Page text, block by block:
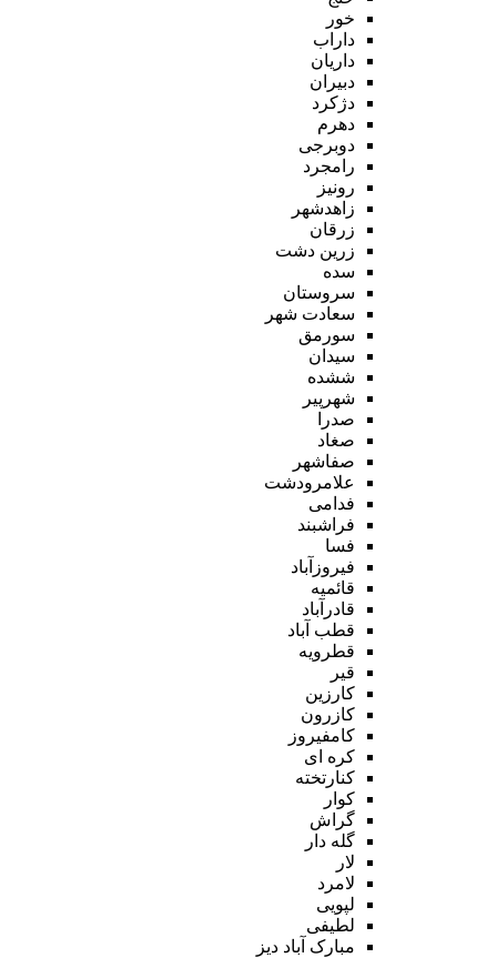
خور
داراب
داریان
دبیران
دژکرد
دهرم
دوبرجی
رامجرد
رونیز
زاهدشهر
زرقان
زرین دشت
سده
سروستان
سعادت شهر
سورمق
سیدان
ششده
شهرپیر
صدرا
صغاد
صفاشهر
علامرودشت
فدامی
فراشبند
فسا
فیروزآباد
قائمیه
قادرآباد
قطب آباد
قطرویه
قیر
کارزین
کازرون
کامفیروز
کره ای
کنارتخته
کوار
گراش
گله دار
لار
لامرد
لپویی
لطیفی
مبارک آباد دیز